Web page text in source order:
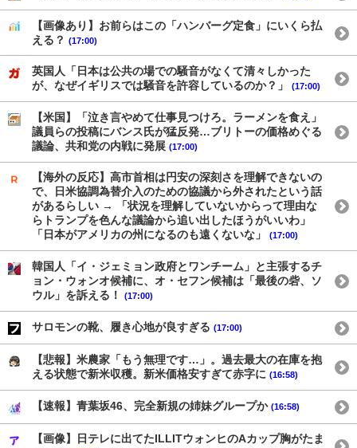
【画像あり】お前らはこの「ハンバーグ定食」にいくら払
える？ (17:00)
英国人「日本は公共の場での騒音がなくて清々しかった
が、なぜイギリスでは騒音を許容しているのか？」
(17:00)
【米国】「泣き言やめて仕事見つけろ。ラーメンを食え」
議員らの投稿にバンス氏が猛反発…ブリトーの価格めぐる
議論、共和党の内戦に発展 (17:00)
【海外の反応】高市首相は円安の深刻さを理解できないの
で、日米協調為替介入のための協議から外されたという話
があるらしい → 「状況を理解していないからって理由な
らトランプを色んな議論から追い出したほうがいいわ」
「日本がアメリカの州になるのも遠くないな」
(17:00)
韓国人「イ・ジェミョン政府とワンチーム」と主張するチ
ョン・ウォンオ候補に、オ・セフン候補は「最後の砦、ソ
ウル」を訴える！
(17:00)
サロモンの靴、履き心地が良すぎる (17:00)
【悲報】米農家「もう無理です…」。過去最大の在庫を抱
える状態で新米収穫。新米価格安すぎて赤字に (16:58)
【速報】青葉坂46、完全新規の姉妹グループか (16:58)
【画像】日テレに出てたILLITウォンヒのAカップ胸がたま